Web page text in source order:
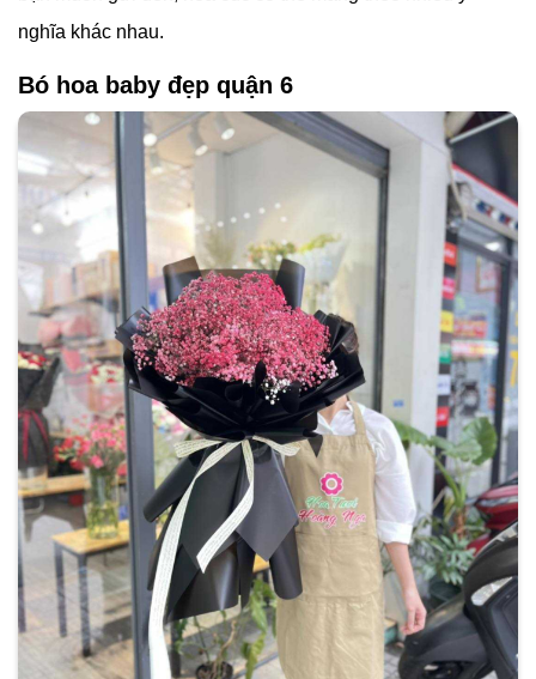
nghĩa khác nhau.
Bó hoa baby đẹp quận 6